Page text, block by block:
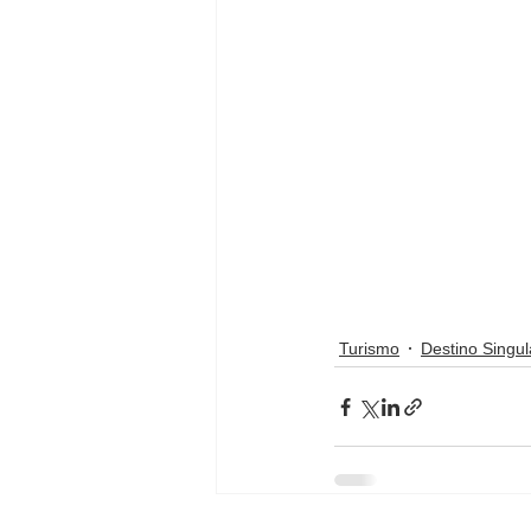
Turismo Destino